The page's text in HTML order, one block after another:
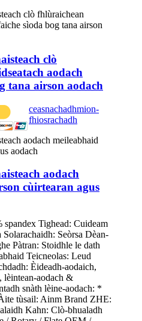
clò
aodach
tana airson aodach
ceasnachadhmion-
fhiosrachadh
aodach
cùirtearan agus
spandex Tighead: Cuideam
Solarachaidh: Seòrsa Dèan-
Pàtran: Stoidhle le dath
Teicneolas: Leud
Èideadh-aodaich,
lèintean-aodach &
snàth lèine-aodach: *
tùsail: Ainm Brand ZHE:
Kahn: Clò-bhualadh